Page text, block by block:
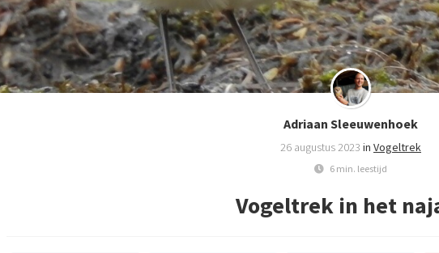
Adriaan Sleeuwenhoek
26 augustus 2023 in Vogeltrek
6 min. leestijd
Vogeltrek in het